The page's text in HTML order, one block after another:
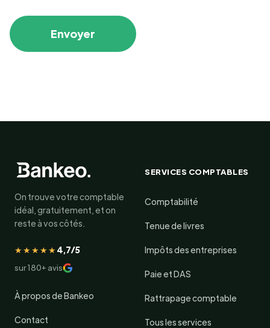
On trouve votre comptable
idéal, gratuitement, et on
reste à vos côtés.
★★★★★4,7/5
sur 180+ avis
À propos de Bankeo
Contact
SERVICES COMPTABLES
Comptabilité
Tenue de livres
Impôts des entreprises
Paie et DAS
Rattrapage comptable
Tous les services